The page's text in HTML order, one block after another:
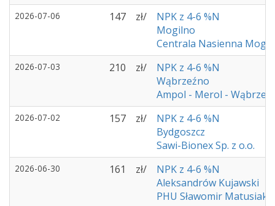
2026-07-06 147 zł/
NPK z 4-6 %N
Mogilno
Centrala Nasienna
2026-07-03 210 zł/
NPK z 4-6 %N
Wąbrzeźno
Ampol - Merol -
2026-07-02 157 zł/
NPK z 4-6 %N
Bydgoszcz
Sawi-Bionex Sp. z o.o.
2026-06-30 161 zł/
NPK z 4-6 %N
Aleksandrów Kujawski
PHU Sławomir Matusiak